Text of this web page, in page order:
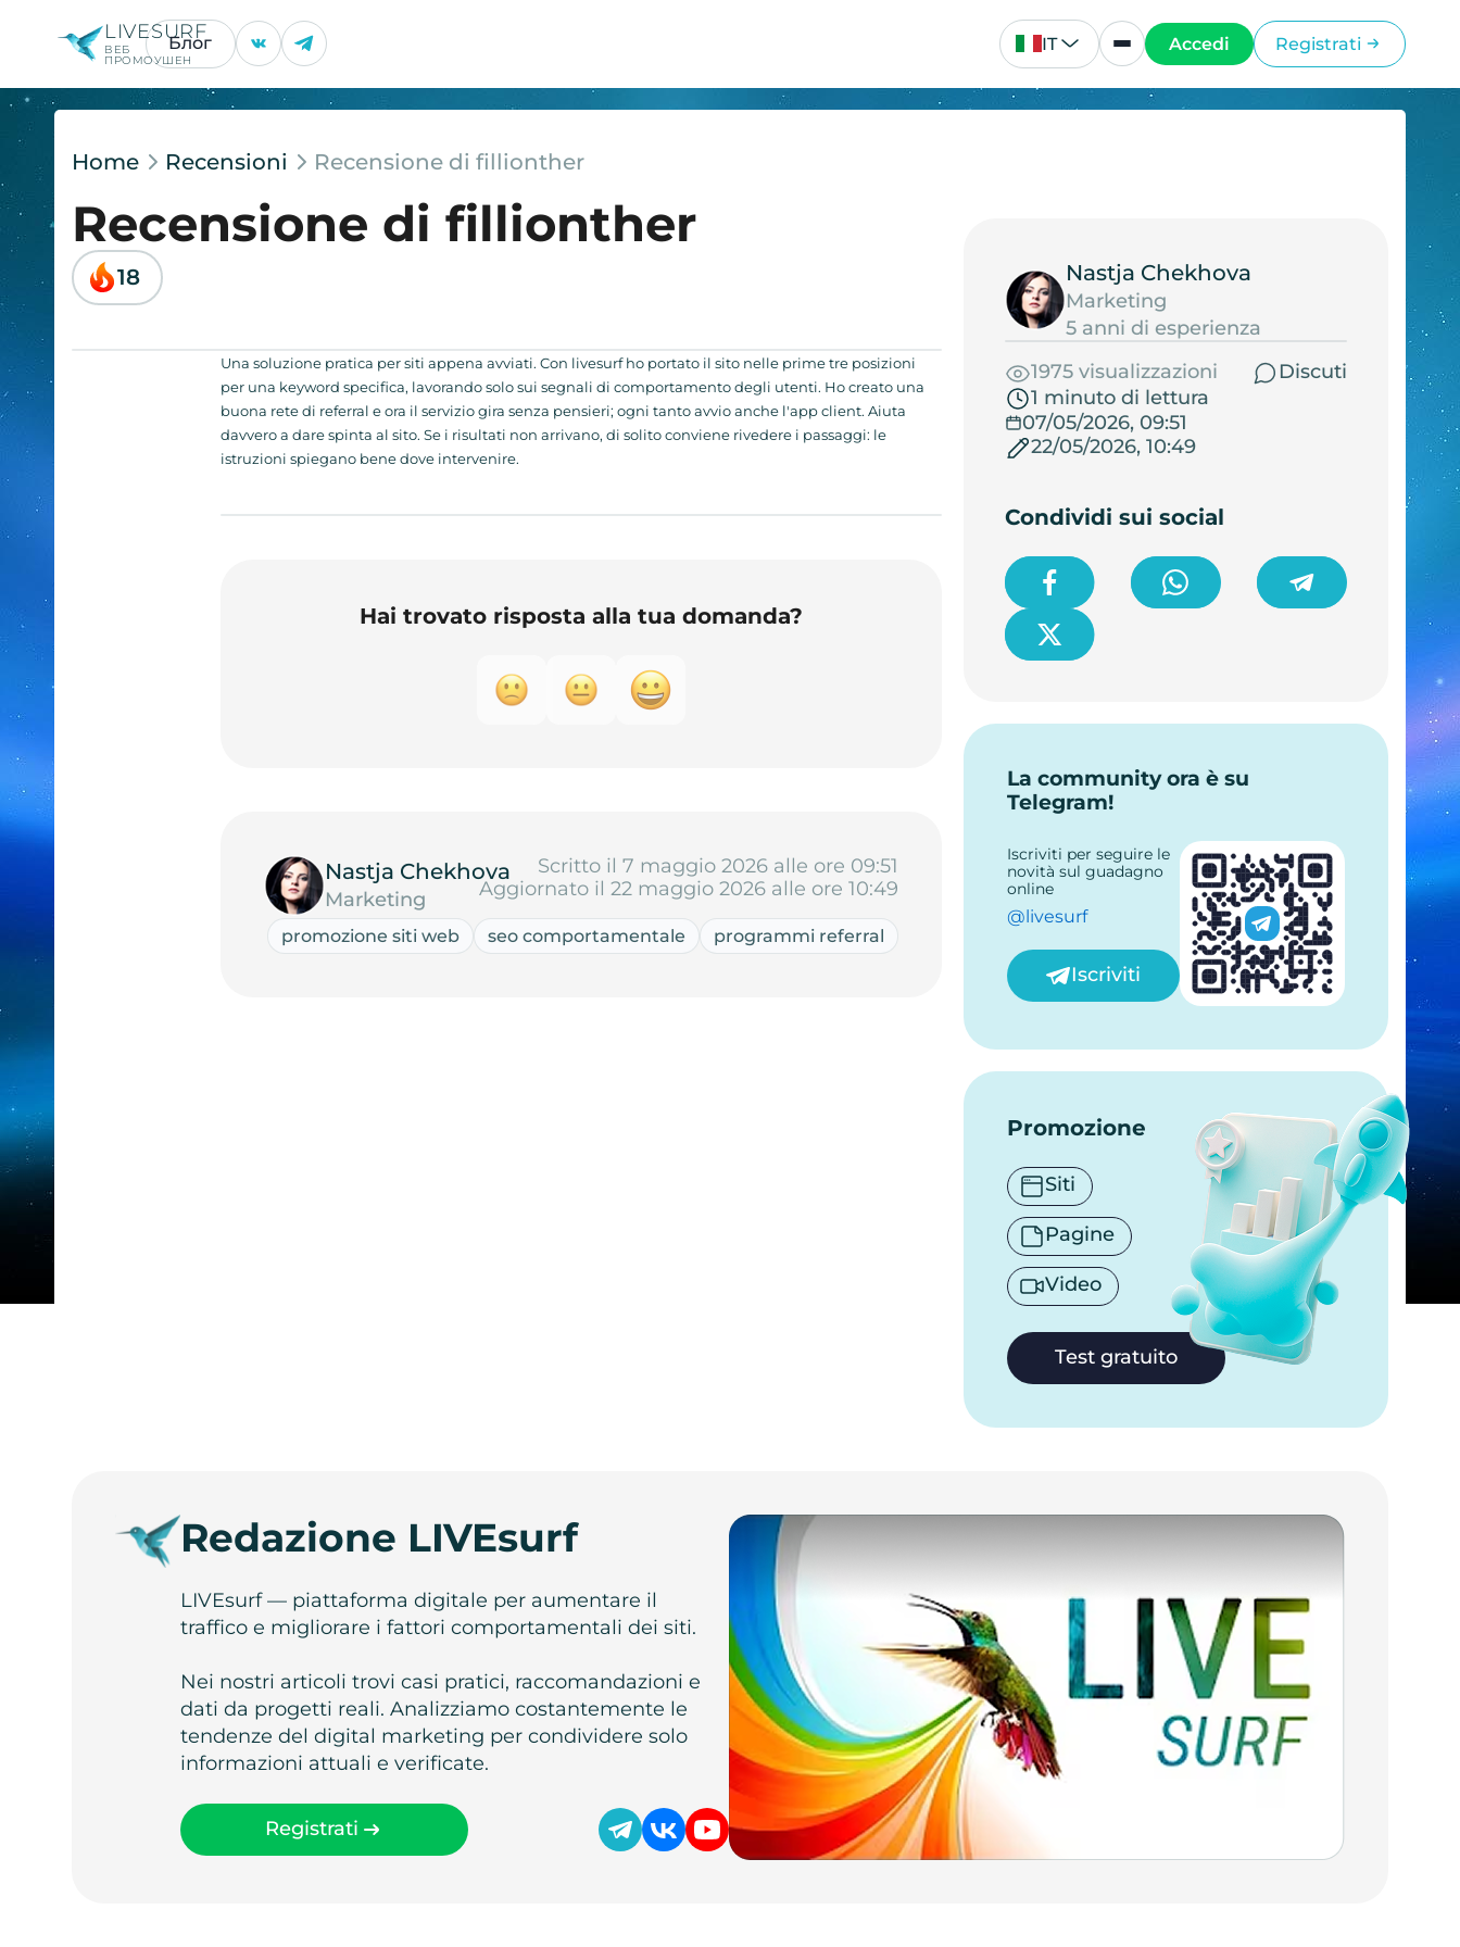
LIVESURF
ВЕБ
ПРОМОУШЕН
Блог IT Accedi Registrati
Home Recensioni Recensione di fillionther
Recensione di fillionther
18
Una soluzione pratica per siti appena avviati. Con livesurf ho portato il sito nelle prime tre posizioni
per una keyword specifica, lavorando solo sui segnali di comportamento degli utenti. Ho creato una
buona rete di referral e ora il servizio gira senza pensieri; ogni tanto avvio anche l'app client. Aiuta
davvero a dare spinta al sito. Se i risultati non arrivano, di solito conviene rivedere i passaggi: le
istruzioni spiegano bene dove intervenire.
Hai trovato risposta alla tua domanda?
Nastja Chekhova
Marketing
Scritto il 7 maggio 2026 alle ore 09:51
Aggiornato il 22 maggio 2026 alle ore 10:49
promozione siti web seo comportamentale programmi referral
Nastja Chekhova
Marketing
5 anni di esperienza
1975 visualizzazioni
Discuti
1 minuto di lettura
07/05/2026, 09:51
22/05/2026, 10:49
Condividi sui social
La community ora è su
Telegram!
Iscriviti per seguire le
novità sul guadagno
online
@livesurf
Iscriviti
Promozione
Siti
Pagine
Video
Test gratuito
Redazione LIVEsurf
LIVEsurf — piattaforma digitale per aumentare il
traffico e migliorare i fattori comportamentali dei siti.
Nei nostri articoli trovi casi pratici, raccomandazioni e
dati da progetti reali. Analizziamo costantemente le
tendenze del digital marketing per condividere solo
informazioni attuali e verificate.
Registrati